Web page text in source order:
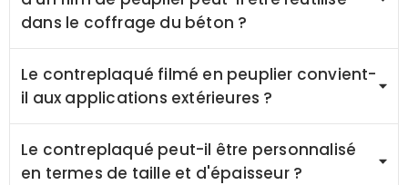
dans le coffrage du béton ?
Le contreplaqué filmé en peuplier convient-
il aux applications extérieures ?
Le contreplaqué peut-il être personnalisé
en termes de taille et d'épaisseur ?